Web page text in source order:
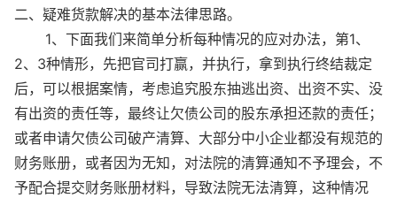
二、疑难货款解决的基本法律思路。
1、下面我们来简单分析每种情况的应对办法，第1、
2、3种情形，先把官司打赢，并执行，拿到执行终结裁定
后，可以根据案情，考虑追究股东抽逃出资、出资不实、没
有出资的责任等，最终让欠债公司的股东承担还款的责任；
或者申请欠债公司破产清算、大部分中小企业都没有规范的
财务账册，或者因为无知，对法院的清算通知不予理会，不
予配合提交财务账册材料，导致法院无法清算，这种情况